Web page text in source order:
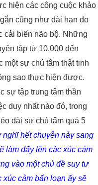
hiện các công cuộc khảo
cũng như dài hạn do
cải biến não bộ. Những
tập từ 10.000 đến
một sự chú tâm thật tinh
sao thực hiện được.
sự tập trung tâm thần
duy nhất nào đó, trong
dài sự chú tâm quá 5
hết chuyện này sang
làm dấy lên các xúc cảm
vào một chủ đề suy tư
cảm bấn loạn ấy sẽ